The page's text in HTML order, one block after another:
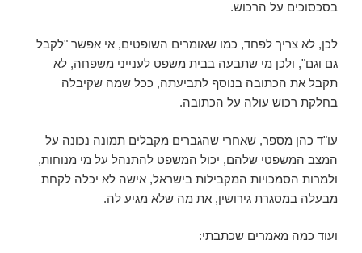
בסכסוכים על הרכוש.
לכן, לא צריך לפחד, כמו שאומרים השופטים, אי אפשר "לקבל
גם וגם", ולכן מי שתבעה בבית משפט לענייני משפחה, לא
תקבל את הכתובה בנוסף לתביעתה, ככל שמה שקיבלה
בחלקת רכוש עולה על הכתובה.
עו"ד כהן מספר, שאחרי שהגברים מקבלים תמונה נכונה על
המצב המשפטי שלהם, יכול המשפט להתנהל על מי מנוחות,
ולמרות הסמכויות המקבילות בישראל, אישה לא יכלה לקחת
מבעלה במסגרת גירושין, את מה שלא מגיע לה.
ועוד כמה מאמרים שכתבתי: